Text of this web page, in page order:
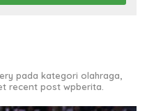
pada kategori olahraga,
recent post wpberita.